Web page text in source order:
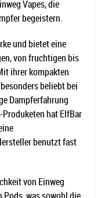
Vapes, die
begeistern.
und bietet eine
von fruchtigen bis
ihrer kompakten
beliebt bei
Dampferfahrung
hat ElfBar
benutzt fast
von Einweg